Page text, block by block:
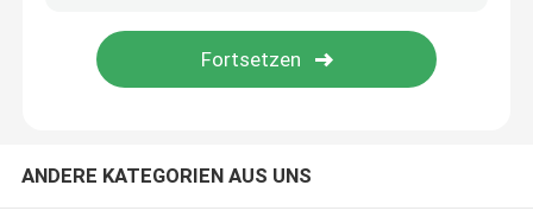
ANDERE KATEGORIEN AUS UNS